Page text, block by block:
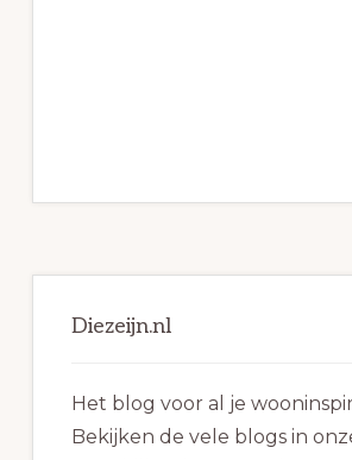
Sidebar
Diezeijn.nl
Het blog voor al je
Bekijken de vele blogs in